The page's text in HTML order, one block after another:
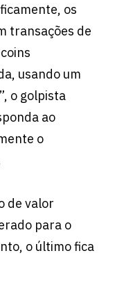
os
transações de
usando um
o golpista
ao
o
de valor
para o
o último fica